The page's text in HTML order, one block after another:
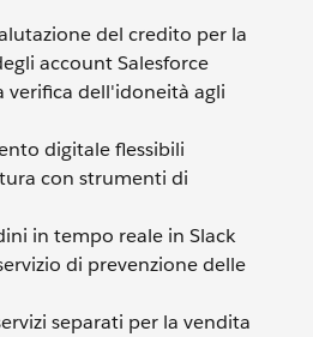
del credito per la
account Salesforce
verifica dell'idoneità agli
digitale flessibili
con strumenti di
in tempo reale in Slack
di prevenzione delle
separati per la vendita